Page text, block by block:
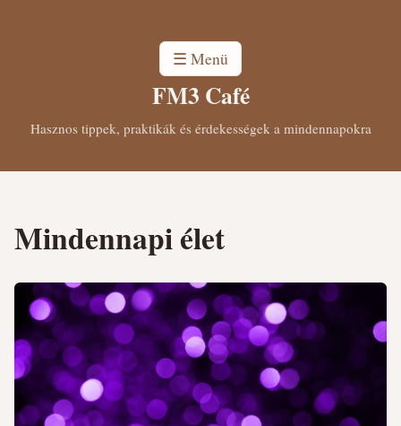
☰ Menü
FM3 Café
Hasznos tippek, praktikák és érdekességek a mindennapokra
Mindennapi élet